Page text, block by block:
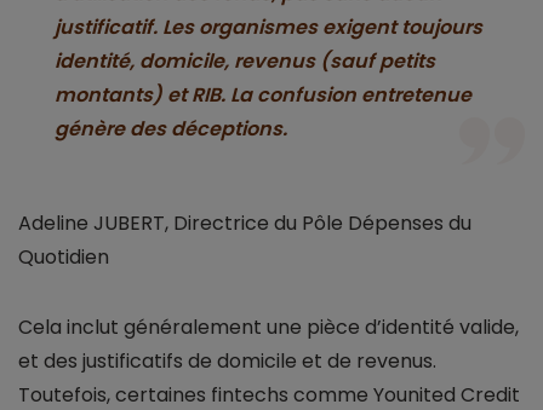
justificatif. Les organismes exigent toujours
identité, domicile, revenus (sauf petits
montants) et RIB. La confusion entretenue
génère des déceptions.
Adeline JUBERT, Directrice du Pôle Dépenses du
Quotidien
Cela inclut généralement une pièce d’identité valide,
et des justificatifs de domicile et de revenus.
Toutefois, certaines fintechs comme Younited Credit